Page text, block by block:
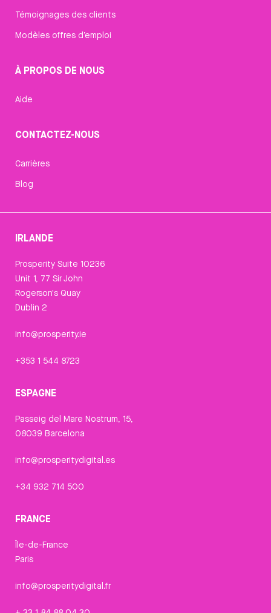
Témoignages des clients
Modèles offres d’emploi
À PROPOS DE NOUS
Aide
CONTACTEZ-NOUS
Carrières
Blog
IRLANDE
Prosperity Suite 10236
Unit 1, 77 Sir John
Rogerson's Quay
Dublin 2
info@prosperity.ie
+353 1 544 8723
ESPAGNE
Passeig del Mare Nostrum, 15,
08039 Barcelona
info@prosperitydigital.es
+34 932 714 500
FRANCE
Île-de-France
Paris
info@prosperitydigital.fr